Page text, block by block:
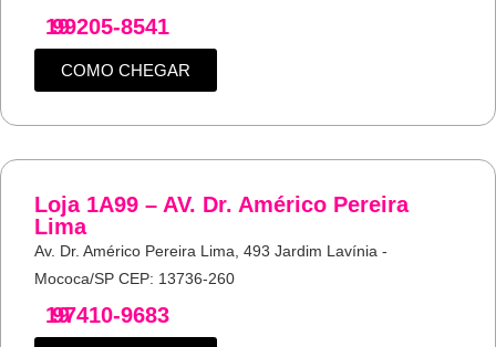
19
99205-8541
COMO CHEGAR
Loja 1A99 – AV. Dr. Américo Pereira
Lima
Av. Dr. Américo Pereira Lima, 493 Jardim Lavínia -
Mococa/SP CEP: 13736-260
19
97410-9683